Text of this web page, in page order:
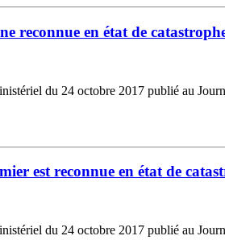
reconnue en état de
du 24 octobre 2017 publié au
est reconnue en état de
du 24 octobre 2017 publié au